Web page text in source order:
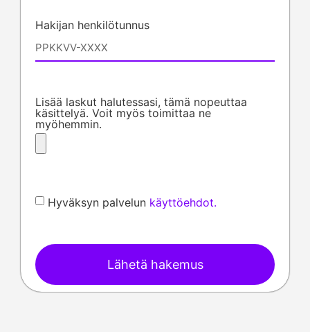
Hakijan henkilötunnus
Lisää laskut halutessasi, tämä nopeuttaa
käsittelyä. Voit myös toimittaa ne
myöhemmin.
Hyväksyn palvelun käyttöehdot.
Lähetä hakemus